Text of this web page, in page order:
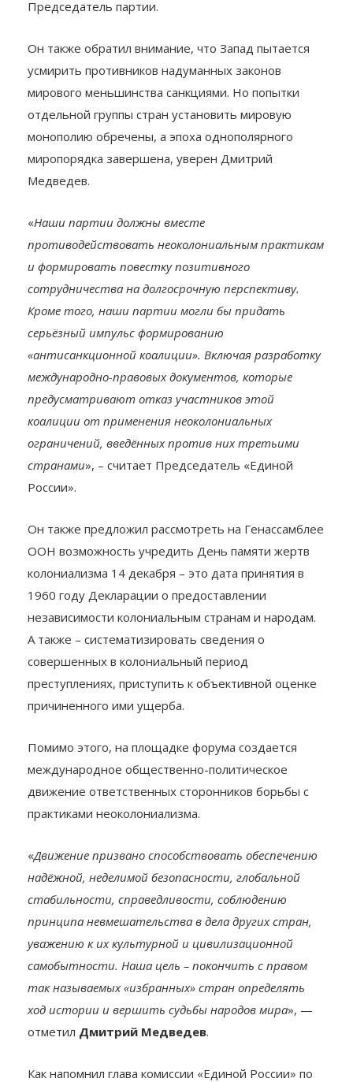
Председатель партии.
Он также обратил внимание, что Запад пытается
усмирить противников надуманных законов
мирового меньшинства санкциями. Но попытки
отдельной группы стран установить мировую
монополию обречены, а эпоха однополярного
миропорядка завершена, уверен Дмитрий
Медведев.
«Наши партии должны вместе
противодействовать неоколониальным практикам
и формировать повестку позитивного
сотрудничества на долгосрочную перспективу.
Кроме того, наши партии могли бы придать
серьёзный импульс формированию
«антисанкционной коалиции». Включая разработку
международно-правовых документов, которые
предусматривают отказ участников этой
коалиции от применения неоколониальных
ограничений, введённых против них третьими
странами», – считает Председатель «Единой
России».
Он также предложил рассмотреть на Генассамблее
ООН возможность учредить День памяти жертв
колониализма 14 декабря – это дата принятия в
1960 году Декларации о предоставлении
независимости колониальным странам и народам.
А также – систематизировать сведения о
совершенных в колониальный период
преступлениях, приступить к объективной оценке
причиненного ими ущерба.
Помимо этого, на площадке форума создается
международное общественно-политическое
движение ответственных сторонников борьбы с
практиками неоколониализма.
«Движение призвано способствовать обеспечению
надёжной, неделимой безопасности, глобальной
стабильности, справедливости, соблюдению
принципа невмешательства в дела других стран,
уважению к их культурной и цивилизационной
самобытности. Наша цель – покончить с правом
так называемых «избранных» стран определять
ход истории и вершить судьбы народов мира», —
отметил Дмитрий Медведев.
Как напомнил глава комиссии «Единой России» по